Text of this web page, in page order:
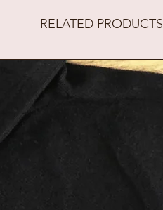
RELATED PRODUCTS